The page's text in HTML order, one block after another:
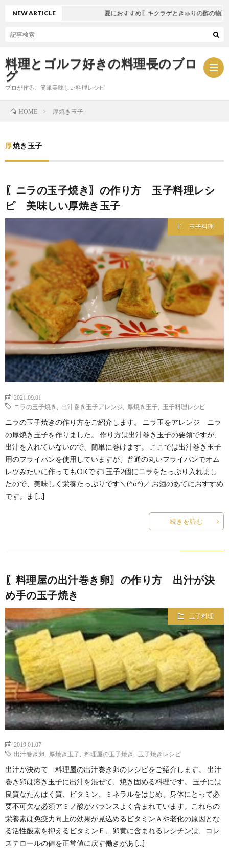
料理とゴルフ好きの料理長のブロ
グ
プロが作る、簡単美味しい料理レシピ
わ
バ
ー
リ
シ
NEW ARTICLE 夏におすすめ〖キクラゲときゅりの酢の物〗
HOME 厚焼き玉子
厚焼き玉子
〖ニラの玉子焼き〗の作り方 玉子料理レシ
ピ 美味しい厚焼き玉子
玉子料理
2021.09.01
ニラの玉子焼き
出汁巻き玉子アレンジ 厚焼き玉子 玉子料理レシピ
ニラの玉子焼きの作り方をご紹介します。 ニラ玉をアレンジ ニラ
の厚焼き玉子を作りました。 作り方は出汁巻き玉子の要領ですが、
出汁を入れていないので、簡単に巻けます。 ここでは出汁巻き玉子
用のフライパンを使用していますが、普通の丸いフライパンでオム
レツみたいに作ってもOKです❕ 玉子2個にニラをたっぷり入れまし
たので、美味しく栄養たっぷりです＼(^o^)／ お酒のあてにおすすめ
です。ま […]
続きを読む
〖料理屋の出汁巻き卵〗の作り方 出汁が決
め手の玉子焼き
玉子料理
2019.01.07
出汁巻き卵
厚焼き玉子 料理屋の玉子焼き 玉子焼きレシピ
出汁が決めて 料理屋の出汁巻き卵のレシピをご紹介します。 出汁
巻き卵は溶き玉子に出汁を混ぜて、焼き固める料理です。 玉子には
良質なたんぱく質、ビタミン、ミネラルをはじめ、身体にとって必
要不可欠な必須アミノ酸がバランスよく含まれています。これらの
栄養素は免疫力向上の効果が見込めるビタミンＡや老化の原因とな
る活性酸素を抑えるビタミンＥ、卵黄に含まれるレシチンは、コレ
ステロールの値を正常値に戻す働きがあ […]